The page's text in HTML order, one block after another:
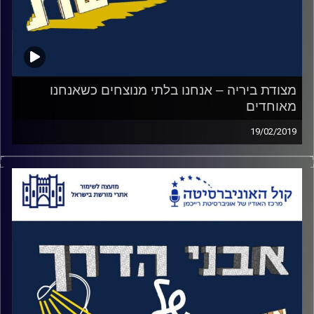
המועצה לשימור אתרים
מצודת ביריה – אנחנו בלתי מנוצחים כשאנחנו
מאוחדים
19/02/2019
ב 28 בפברואר, 1946 יצאו שני חברי ביריה
לפעולת ריגול על כפר ערבי באיזור. הם נתגלו
ונפתחה לכיוונם אש חזקה. הם חזרו לכיוון
המצודה ללא פגע אך הבריטים הגיעו למחרת
המצודה, שלחו את כל חבריה לכלא עכו
והשתלטו על המצודה. פעם ראשונה בהיסטוריה
של הישוב היהודי שהבריטים מפנים ישוב.